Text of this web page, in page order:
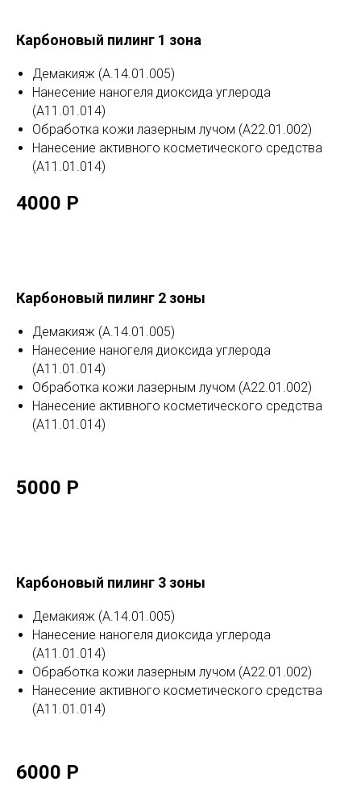
Карбоновый пилинг 1 зона
Демакияж (А.14.01.005)
Нанесение наногеля диоксида углерода
(А11.01.014)
Обработка кожи лазерным лучом (А22.01.002)
Нанесение активного косметического средства
(А11.01.014)
4000 Р
Карбоновый пилинг 2 зоны
Демакияж (А.14.01.005)
Нанесение наногеля диоксида углерода
(А11.01.014)
Обработка кожи лазерным лучом (А22.01.002)
Нанесение активного косметического средства
(А11.01.014)
5000 Р
Карбоновый пилинг 3 зоны
Демакияж (А.14.01.005)
Нанесение наногеля диоксида углерода
(А11.01.014)
Обработка кожи лазерным лучом (А22.01.002)
Нанесение активного косметического средства
(А11.01.014)
6000 Р